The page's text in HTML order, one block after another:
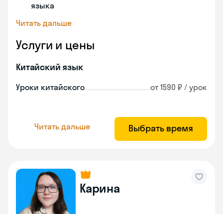
языка
Читать дальше
Услуги и цены
Китайский язык
Уроки китайского от 1590 ₽ / урок
Читать дальше Выбрать время
Карина